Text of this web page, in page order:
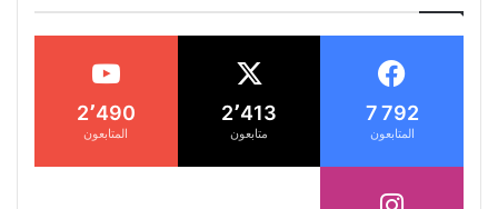
7 792
المتابعون
2٬413
متابعون
2٬490
المتابعون